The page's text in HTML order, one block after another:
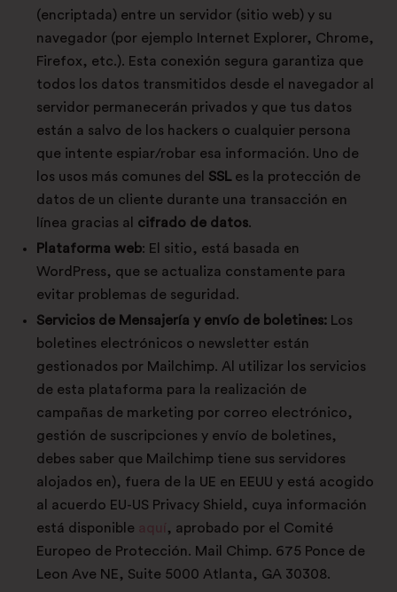
(encriptada) entre un servidor (sitio web) y su
navegador (por ejemplo Internet Explorer, Chrome,
Firefox, etc.). Esta conexión segura garantiza que
todos los datos transmitidos desde el navegador al
servidor permanecerán privados y que tus datos
están a salvo de los hackers o cualquier persona
que intente espiar/robar esa información. Uno de
los usos más comunes del SSLes la protección de
datos de un cliente durante una transacción en
línea gracias al cifrado de datos.
Plataforma web: El sitio, está basada en
WordPress, que se actualiza constamente para
evitar problemas de seguridad.
Servicios de Mensajería y envío de boletines:
Los
boletines electrónicos o newsletter están
gestionados por Mailchimp. Al utilizar los servicios
de esta plataforma para la realización de
campañas de marketing por correo electrónico,
gestión de suscripciones y envío de boletines,
debes saber que Mailchimp tiene sus servidores
alojados en), fuera de la UE en EEUU y está acogido
al acuerdo EU-US Privacy Shield, cuya información
está disponible aquí , aprobado por el Comité
Europeo de Protección. Mail Chimp. 675 Ponce de
Leon Ave NE, Suite 5000 Atlanta, GA 30308.